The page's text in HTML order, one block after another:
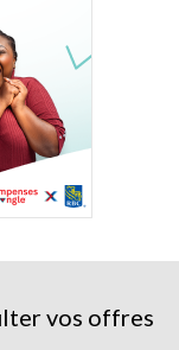
vos offres